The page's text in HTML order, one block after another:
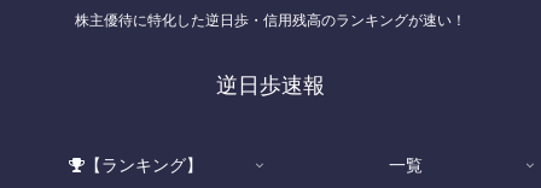
株主優待に特化した逆日歩・信用残高のランキングが速い！
逆日歩速報
【ランキング】 一覧